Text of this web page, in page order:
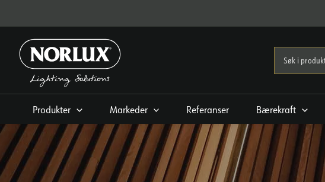
innholdet
Produkter Markeder Referanser Bærekraft